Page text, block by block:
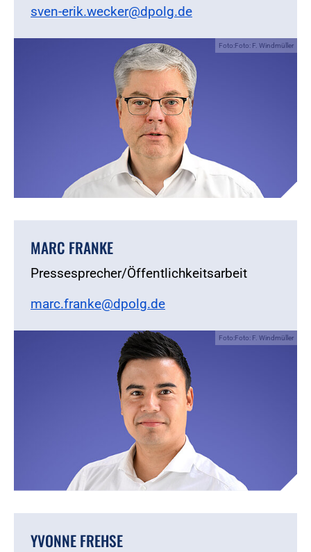
sven-erik.wecker@dpolg.de
Foto:Foto: F. Windmüller
MARC FRANKE
Pressesprecher/Öffentlichkeitsarbeit
marc.franke@dpolg.de
Foto:Foto: F. Windmüller
YVONNE FREHSE